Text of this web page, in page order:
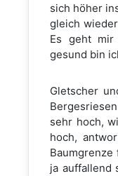
sich höher
gleich
Es geht
gesund bin
Gletscher
sehr hoch,
hoch,
ja auffallend